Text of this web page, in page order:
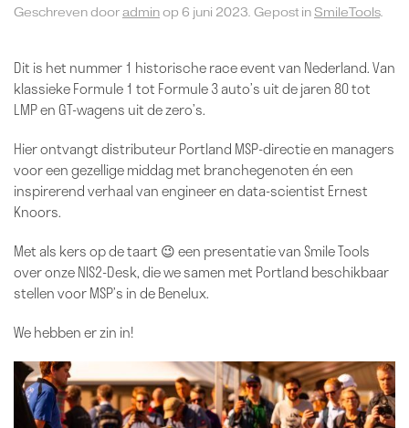
Geschreven dooradminop 6 juni 2023. Gepost in SmileTools.
Dit is het nummer 1 historische race event van Nederland. Van
klassieke Formule 1 tot Formule 3 auto’s uit de jaren 80 tot
LMP en GT-wagens uit de zero’s.
Hier ontvangt distributeur Portland MSP-directie en managers
voor een gezellige middag met branchegenoten én een
inspirerend verhaal van engineer en data-scientist Ernest
Knoors.
Met als kers op de taart 😉 een presentatie van Smile Tools
over onze NIS2-Desk, die we samen met Portland beschikbaar
stellen voor MSP’s in de Benelux.
We hebben er zin in!